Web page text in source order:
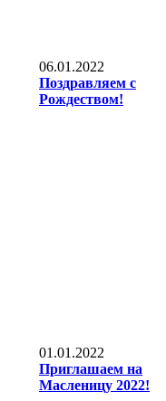
06.01.2022
Поздравляем с
Рождеством!
01.01.2022
Приглашаем на
Масленицу 2022!